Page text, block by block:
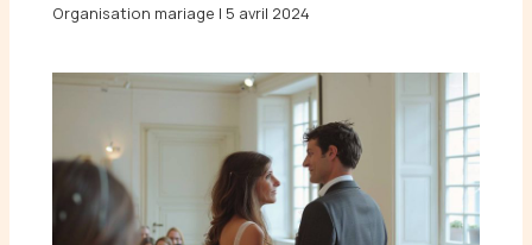
Organisation mariage | 5 avril 2024